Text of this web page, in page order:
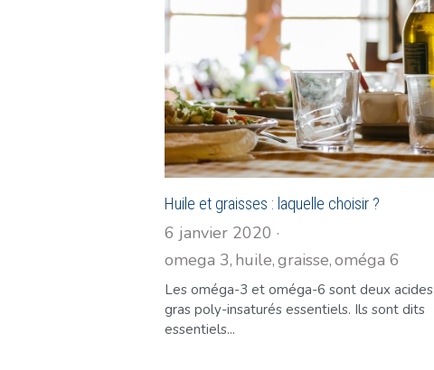
Huile et graisses : laquelle choisir ?
6 janvier 2020 ·
omega 3, huile,graisse,oméga 6
Les oméga-3 et oméga-6 sont deux acides
gras poly-insaturés essentiels. Ils sont dits
essentiels...